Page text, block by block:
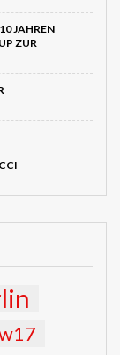
JAHREN
ZUR